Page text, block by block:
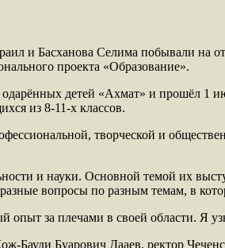
и Басханова Селима побывали на
проекта «Образование».
детей «Ахмат» и прошёл 1
из 8-11-х классов.
творческой и
и науки. Основной темой их
вопросы по разным темам, в
за плечами в своей области. Я
Буарович Дааев, ректор